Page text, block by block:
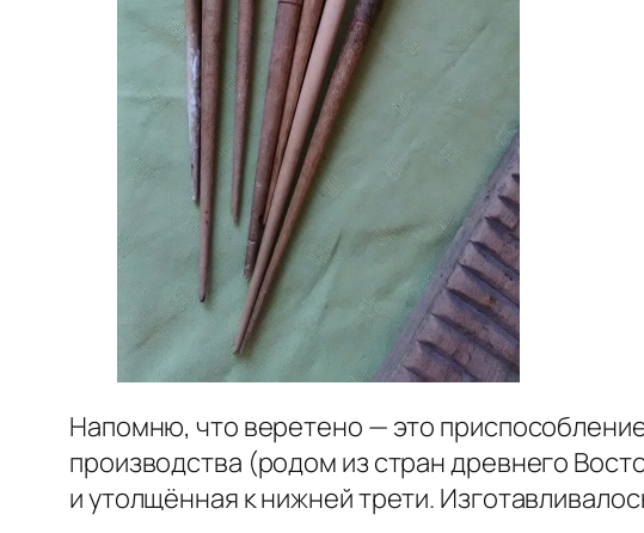
Напомню, что веретено — это
производства (родом из стран древнего
и утолщённая к нижней трети.